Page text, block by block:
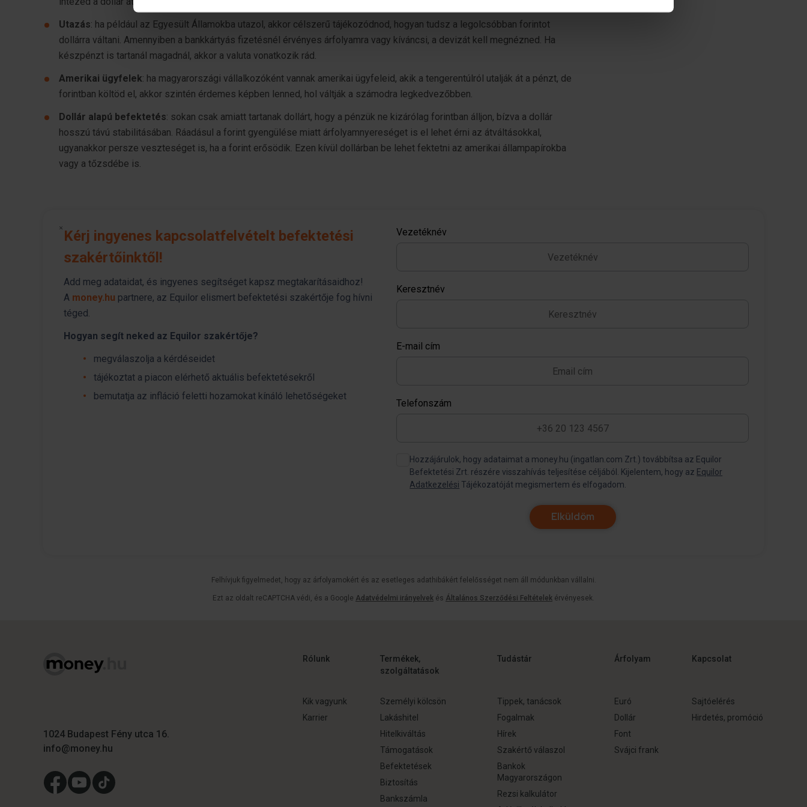
Sütiket használunk a tartalmak és hirdetések személyre szabásához, közösségi funkciók biztosításához, valamint
weboldalforgalmunk elemzéséhez. Ezenkívül közösségi média-, hirdető- és elemző partnereinkkel megosztjuk az Ön
weboldalhasználatra vonatkozó adatait, akik kombinálhatják az adatokat más olyan adatokkal, amelyeket Ön adott meg
számukra vagy az Ön által használt más szolgáltatásokból gyűjtöttek.
Utazás: ha például az Egyesült Államokba utazol, akkor célszerű tájékozódnod, hogyan tudsz a legolcsóbban forintot
dollárra váltani. Amennyiben a bankkártyás fizetésnél érvényes árfolyamra vagy kíváncsi, a devizát kell megnézned. Ha
készpénzt is tartanál magadnál, akkor a valuta vonatkozik rád.
Amerikai ügyfelek: ha magyarországi vállalkozóként vannak amerikai ügyfeleid, akik a tengerentúlról utalják át a pénzt, de
forintban költöd el, akkor szintén érdemes képben lenned, hol váltják a számodra legkedvezőbben.
Dollár alapú befektetés: sokan csak amiatt tartanak dollárt, hogy a pénzük ne kizárólag forintban álljon, bízva a dollár
hosszú távú stabilitásában. Ráadásul a forint gyengülése miatt árfolyamnyereséget is el lehet érni az átváltásokkal,
ugyanakkor persze veszteséget is, ha a forint erősödik. Ezen kívül dollárban be lehet fektetni az amerikai állampapírokba
vagy a tőzsdébe is.
Kérj ingyenes kapcsolatfelvételt befektetési
szakértőinktől!
Add meg adataidat, és ingyenes segítséget kapsz megtakarításaidhoz!
A money.hu partnere, az Equilor elismert befektetési szakértője fog hívni
téged.
Hogyan segít neked az Equilor szakértője?
megválaszolja a kérdéseidet
tájékoztat a piacon elérhető aktuális befektetésekről
bemutatja az infláció feletti hozamokat kínáló lehetőségeket
Vezetéknév
Keresztnév
E-mail cím
Telefonszám
Hozzájárulok, hogy adataimat a money.hu (ingatlan.com Zrt.) továbbítsa az Equilor
Befektetési Zrt. részére visszahívás teljesítése céljából. Kijelentem, hogy az Equilor
Adatkezelési Tájékozatóját megismertem és elfogadom.
Elküldöm
Felhívjuk figyelmedet, hogy az árfolyamokért és az esetleges adathibákért felelősséget nem áll módunkban vállalni.
Ezt az oldalt reCAPTCHA védi, és a Google Adatvédelmi irányelvek és Általános Szerződési Feltételek érvényesek.
1024 Budapest Fény utca 16.
info@money.hu
Rólunk
Kik vagyunk
Karrier
Termékek,
szolgáltatások
Személyi kölcsön
Lakáshitel
Hitelkiváltás
Támogatások
Befektetések
Biztosítás
Bankszámla
Tudástár
Tippek, tanácsok
Fogalmak
Hírek
Szakértő válaszol
Bankok
Magyarországon
Rezsi kalkulátor
Árfolyam
Euró
Dollár
Font
Svájci frank
Kapcsolat
Sajtóelérés
Hirdetés, promóció